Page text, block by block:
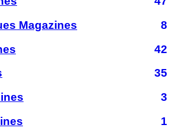
Magazines
8
42
35
3
1